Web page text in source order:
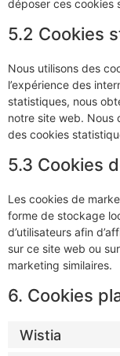
déposer ces cookies
5.2 Cookies
Nous utilisons des
l’expérience des
statistiques, nous
notre site web. Nous
des cookies
5.3 Cookies
Les cookies de
forme de stockage
d’utilisateurs afin
sur ce site web ou
marketing similaires.
6. Cookies
Wistia